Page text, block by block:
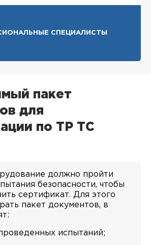
СПЕЦИАЛИСТЫ
пакет
для
по ТР ТС
должно пройти
безопасности, чтобы
сертификат. Для этого
пакет документов, в
испытаний;